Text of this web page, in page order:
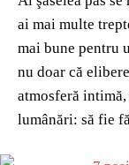
ai mai multe
mai bune pentru
nu doar că
atmosferă
lumânări: să fie